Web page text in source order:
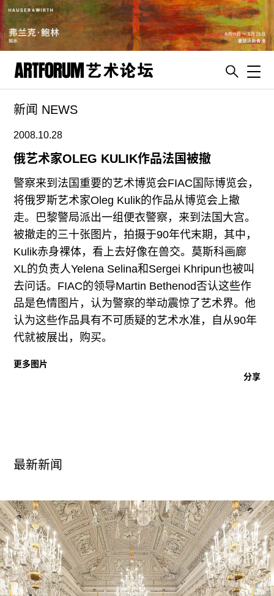
artguide
新闻
展评
杂志
专栏
视频
ENGLISH
ART & EDUCATION
广告
订阅
往期内容
新闻 NEWS
2008.10.28
俄艺术家OLEG KULIK作品法国被撤
警察来到法国重要的艺术博览会FIAC国际博览会，
将俄罗斯艺术家Oleg Kulik的作品从博览会上撤
走。巴黎警局派出一组便衣警察，来到法国大宫。
被撤走的三十张图片，拍摄于90年代末期，其中，
Kulik赤身裸体，看上去好像在兽交。莫斯科画廊
XL的负责人Yelena Selina和Sergei Khripun也被叫
去问话。FIAC的领导Martin Bethenod否认这些作
品是色情图片，认为警察的举动震惊了艺术界。他
认为这些作品具有不可质疑的艺术水准，自从90年
代就被展出，购买。
更多图片
分享
最新新闻